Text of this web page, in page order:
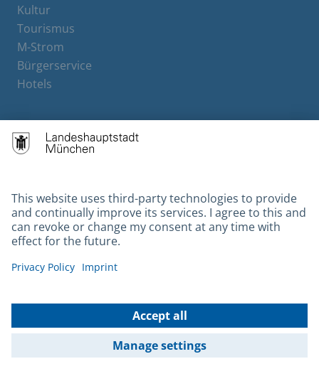
Kultur
Tourismus
M-Strom
Bürgerservice
Hotels
Contact
Gebärdensprache
Datenschutz
Kontakt
© 2026 Portal München Betriebs GmbH & Co. KG - Ein Service der
Landeshauptstadt München und der Stadtwerke München GmbH